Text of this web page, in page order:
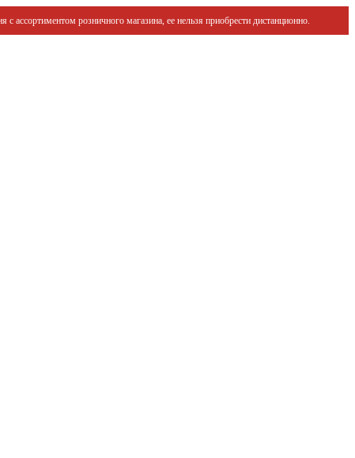
ассортиментом розничного магазина, ее нельзя приобрести дистанционно.